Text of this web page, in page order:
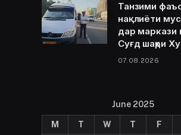
Танзими
нақлиёти
дар маркази
Суғд шаҳри
07.08.2026
June 2025
M T W T F